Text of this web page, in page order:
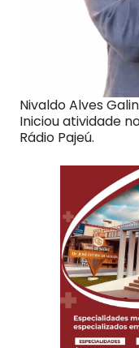
Nivaldo Alves
Iniciou atividade
Rádio Pajeú.